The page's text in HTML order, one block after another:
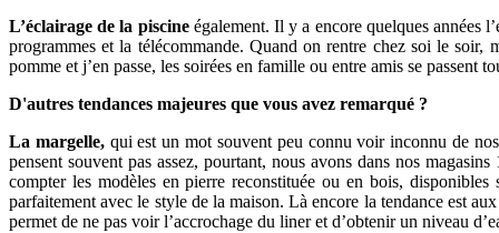
L’éclairage de la piscine également. Il y a encore quelques années
programmes et la télécommande. Quand on rentre chez soi le
pomme et j’en passe, les soirées en famille ou entre amis se passent
D'autres tendances majeures que vous avez remarqué ?
La margelle,qui est un mot souvent peu connu voir inconnu de
pensent souvent pas assez, pourtant, nous avons dans nos
compter les modèles en pierre reconstituée ou en bois,
parfaitement avec le style de la maison. Là encore la tendance est
permet de ne pas voir l’accrochage du liner et d’obtenir un niveau